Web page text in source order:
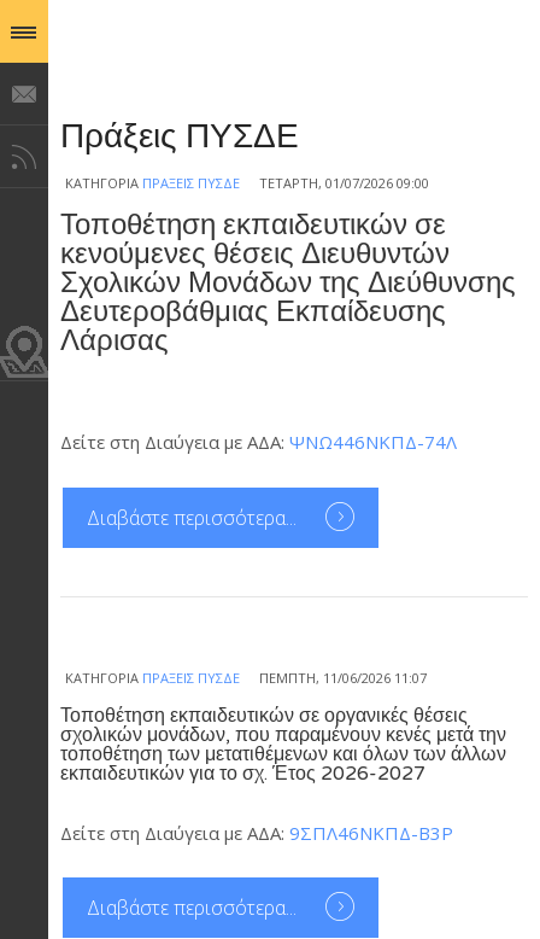
Πράξεις ΠΥΣΔΕ
ΚΑΤΗΓΟΡΊΑ ΠΡΆΞΕΙΣ ΠΥΣΔΕ ΤΕΤΆΡΤΗ, 01/07/2026 09:00
Τοποθέτηση εκπαιδευτικών σε
κενούμενες θέσεις Διευθυντών
Σχολικών Μονάδων της Διεύθυνσης
Δευτεροβάθμιας Εκπαίδευσης
Λάρισας
Δείτε στη Διαύγεια με ΑΔΑ: ΨΝΩ446ΝΚΠΔ-74Λ
Διαβάστε περισσότερα...
ΚΑΤΗΓΟΡΊΑ ΠΡΆΞΕΙΣ ΠΥΣΔΕ ΠΈΜΠΤΗ, 11/06/2026 11:07
Τοποθέτηση εκπαιδευτικών σε οργανικές θέσεις
σχολικών μονάδων, που παραμένουν κενές μετά την
τοποθέτηση των μετατιθέμενων και όλων των άλλων
εκπαιδευτικών για το σχ. Έτος 2026-2027
Δείτε στη Διαύγεια με ΑΔΑ: 9ΣΠΛ46ΝΚΠΔ-Β3Ρ
Διαβάστε περισσότερα...